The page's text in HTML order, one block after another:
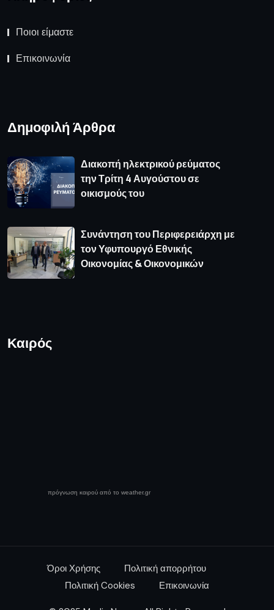
Ποιοι είμαστε
Επικοινωνία
Δημοφιλή Άρθρα
Διακοπή ηλεκτρικού ρεύματος
την Τρίτη 4 Αυγούστου σε
οικισμούς του
Συνάντηση του Περιφερειάρχη με
τον Υφυπουργό Εθνικής
Οικονομίας & Οικονομικών
Καιρός
πρόγνωση καιρού από το weather.gr
Όροι Χρήσης
Πολιτική απορρήτου
Πολιτική Cookies
Επικοινωνία